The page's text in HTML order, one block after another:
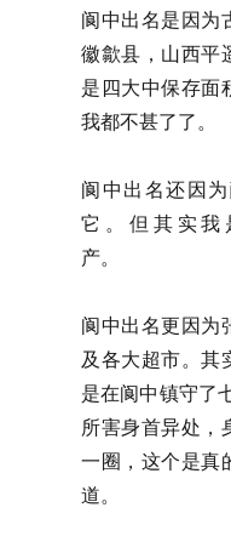
阆中出名是因为
徽歙县，山西平
是四大中保存面
我都不甚了
阆中出名还因
它。但其实我
产。
阆中出名更因为
及各大超市。其
是在阆中镇守了
所害身首异处，
一圈，这个是真
道。